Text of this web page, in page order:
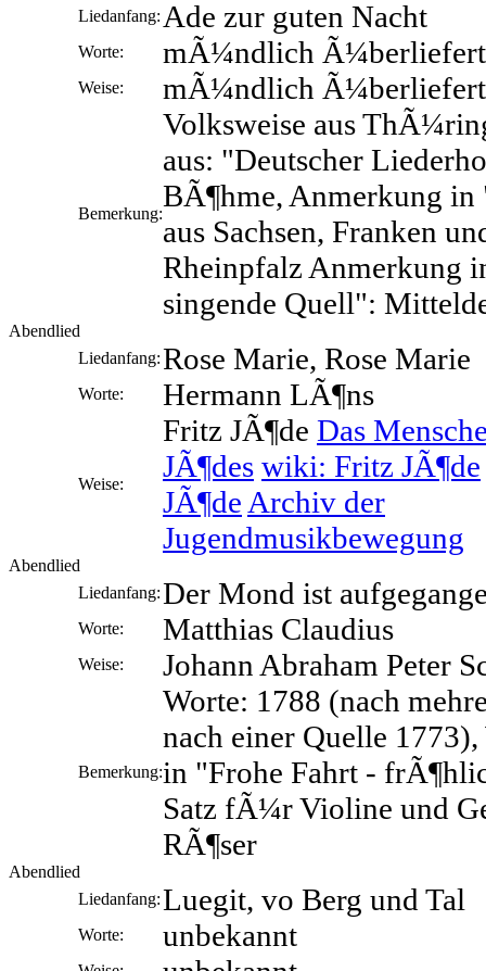
Liedanfang: Ade zur guten Nacht
Worte: mÃ¼ndlich Ã¼berliefert
Weise: mÃ¼ndlich Ã¼berliefert
Bemerkung:
Volksweise aus
aus: "Deutscher
BÃ¶hme, Anmerkung
aus Sachsen, Franken
Rheinpfalz Anmerkung
singende Quell":
Abendlied
Liedanfang:Rose Marie, Rose Marie
Worte: Hermann LÃ¶ns
Weise:
Fritz JÃ¶de Das
JÃ¶des wiki: Fritz JÃ¶de
JÃ¶de Archiv der
Jugendmusikbewegung
Abendlied
Liedanfang:Der Mond ist
Worte: Matthias Claudius
Weise: Johann Abraham Peter
Bemerkung:
Worte: 1788 (nach
nach einer Quelle 1773),
in "Frohe Fahrt -
Satz fÃ¼r Violine und
RÃ¶ser
Abendlied
Liedanfang:Luegit, vo Berg und Tal
Worte: unbekannt